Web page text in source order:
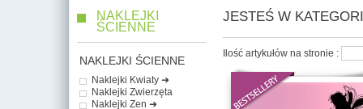
NAKLEJKI
ŚCIENNE
NAKLEJKI ŚCIENNE
Naklejki Kwiaty ➜
Naklejki Zwierzęta
Naklejki Zen ➜
JESTEŚ W
Ilość artykułów na stronie :